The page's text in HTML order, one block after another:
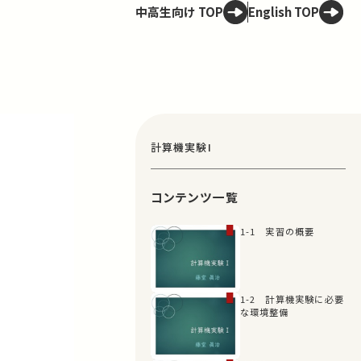
中高生向け TOP English TOP
計算機実験I
コンテンツ一覧
1-1 実習の概要
1-2 計算機実験に必要
な環境整備